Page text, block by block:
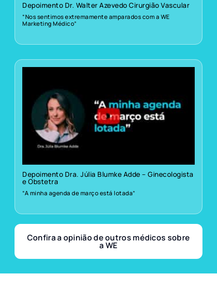
Depoimento Dr. Walter Azevedo Cirurgião Vascular
“Nos sentimos extremamente amparados com a WE
Marketing Médico”
Depoimento Dra. Júlia Blumke Adde – Ginecologista
e Obstetra
“A minha agenda de março está lotada”
Confira a opinião de outros médicos sobre
a WE